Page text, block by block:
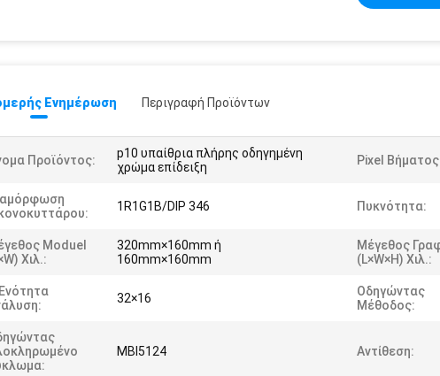
Ενημέρωση Περιγραφή Προϊόντων
Προϊόντος:
p10 υπαίθρια πλήρης οδηγημένη
χρώμα επίδειξη
Pixel
1R1G1B/DIP 346 Πυκνότητα:
Moduel
Χιλ.:
320mm×160mm ή
160mm×160mm
Μέγεθος
(L×W×H) Χιλ.:
32×16
Οδηγώντας
Μέθοδος:
MBI5124 Αντίθεση: